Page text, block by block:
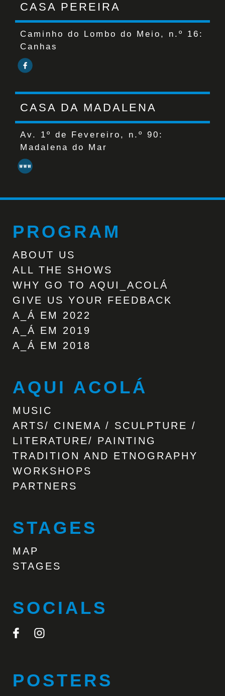
CASA PEREIRA
Caminho do Lombo do Meio, n.º 16:
Canhas
CASA DA MADALENA
Av. 1º de Fevereiro, n.º 90:
Madalena do Mar
PROGRAM
ABOUT US
ALL THE SHOWS
WHY GO TO AQUI_ACOLÁ
GIVE US YOUR FEEDBACK
A_Á EM 2022
A_Á EM 2019
A_Á EM 2018
AQUI ACOLÁ
MUSIC
ARTS/ CINEMA / SCULPTURE /
LITERATURE/ PAINTING
TRADITION AND ETNOGRAPHY
WORKSHOPS
PARTNERS
STAGES
MAP
STAGES
SOCIALS
POSTERS